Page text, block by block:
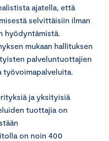
ajatella, että
selvittäisiin ilman
hyödyntämistä.
mukaan hallituksen
palveluntuottajien
työvoimapalveluita.
ja yksityisiä
tuottajia on
on noin 400